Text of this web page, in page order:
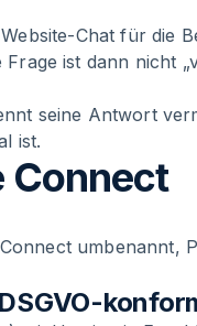
Chat für die
ist dann nicht
seine Antwort
ist.
Connect
umbenannt,